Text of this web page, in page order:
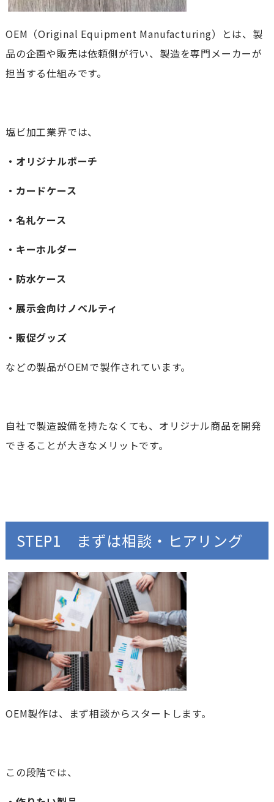
OEM（Original Equipment Manufacturing）とは、製
品の企画や販売は依頼側が行い、製造を専門メーカーが
担当する仕組みです。
塩ビ加工業界では、
・オリジナルポーチ
・カードケース
・名札ケース
・キーホルダー
・防水ケース
・展示会向けノベルティ
・販促グッズ
などの製品がOEMで製作されています。
自社で製造設備を持たなくても、オリジナル商品を開発
できることが大きなメリットです。
STEP1 まずは相談・ヒアリング
OEM製作は、まず相談からスタートします。
この段階では、